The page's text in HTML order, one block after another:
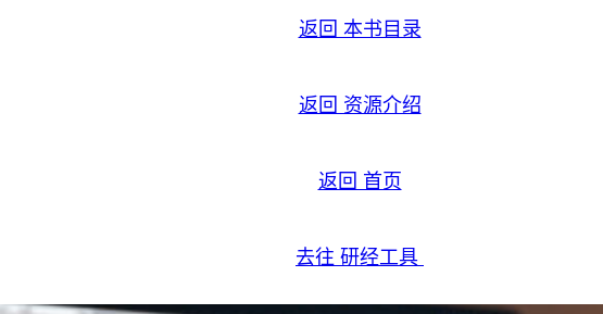
返回 本书目录
返回 资源介绍
返回 首页
去往 研经工具